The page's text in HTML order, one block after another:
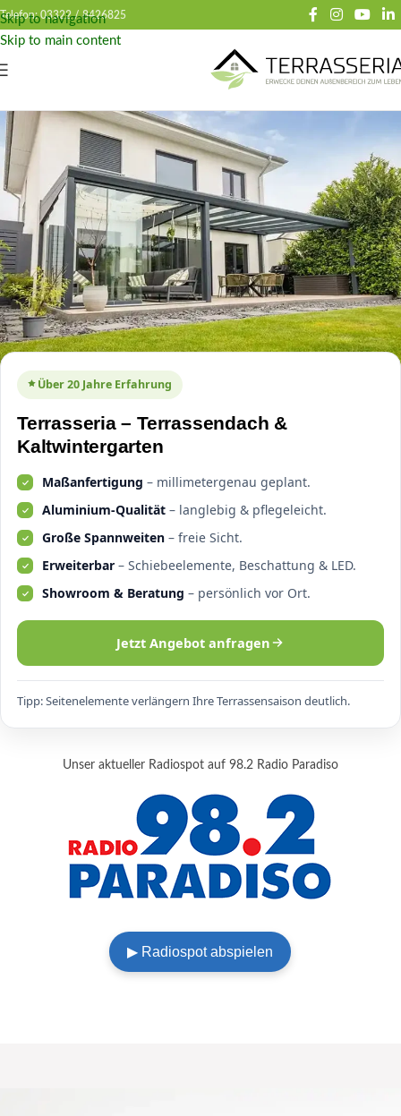
Skip to navigation
Skip to main content
Telefon: 03322 /8426825
Über 20 Jahre Erfahrung
Terrasseria – Terrassendach &
Kaltwintergarten
Maßanfertigung – millimetergenau geplant.
Aluminium-Qualität – langlebig & pflegeleicht.
Große Spannweiten – freie Sicht.
Erweiterbar – Schiebeelemente, Beschattung & LED.
Showroom & Beratung – persönlich vor Ort.
Jetzt Angebot anfragen
Tipp: Seitenelemente verlängern Ihre Terrassensaison deutlich.
Unser aktueller Radiospot auf 98.2 Radio Paradiso
▶︎ Radiospot abspielen